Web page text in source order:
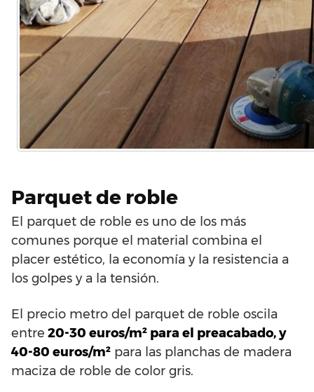
Parquet de roble
El parquet de roble es uno de los más
comunes porque el material combina el
placer estético, la economía y la resistencia a
los golpes y a la tensión.
El precio metro del parquet de roble oscila
entre 20-30 euros/m² para el preacabado, y
40-80 euros/m² para las planchas de madera
maciza de roble de color gris.